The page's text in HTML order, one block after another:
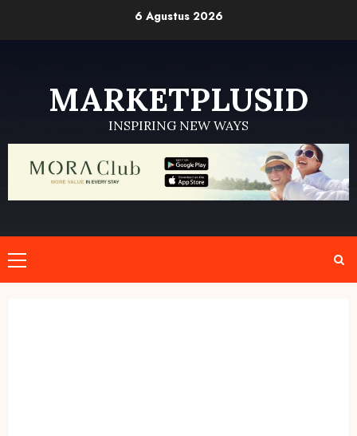
6 Agustus 2026
MARKETPLUSID
INSPIRING NEW WAYS
Primary
Menu